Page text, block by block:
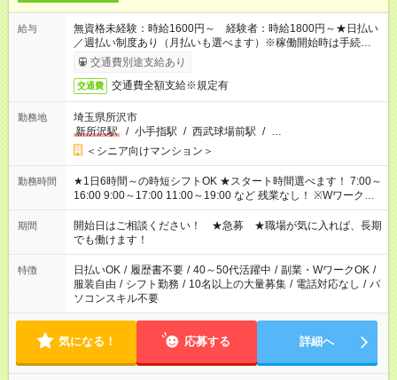
給与
無資格未経験：時給1600円～ 経験者：時給1800円～★日払い
／週払い制度あり（月払いも選べます）※稼働開始時は手続き完
了次第のお支払いとなります。
交通費別途支給あり
交通費 交通費全額支給※規定有
勤務地
埼玉県所沢市
新所沢駅
/ 小手指駅 / 西武球場前駅 / …
＜シニア向けマンション＞
勤務時間
★1日6時間～の時短シフトOK ★スタート時間選べます！ 7:00～
16:00 9:00～17:00 11:00～19:00 など 残業なし！ ※Wワークの
場合、他のお仕事と合わせ週40時間超の就業はご案内できませ
ん ※法令に基づき、週20時間以上勤務は社会保険への加入対象
となります ※労働者派遣法（日雇い派遣の原則禁止）により、
短時間・短期間の就業はご案内が難しい場合があります
期間
開始日はご相談ください！ ★急募 ★職場が気に入れば、長期
でも働けます！
特徴 日払いOK / 履歴書不要 / 40～50代活躍中 / 副業・WワークOK /
服装自由 / シフト勤務 / 10名以上の大量募集 / 電話対応なし / パ
ソコンスキル不要
気になる！ 応募する 詳細へ